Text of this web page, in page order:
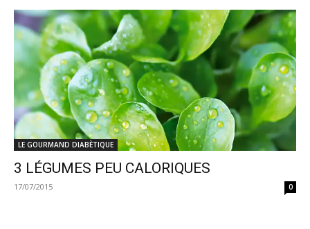
LE GOURMAND DIABÈTIQUE
3 LÉGUMES PEU CALORIQUES
17/07/2015 0